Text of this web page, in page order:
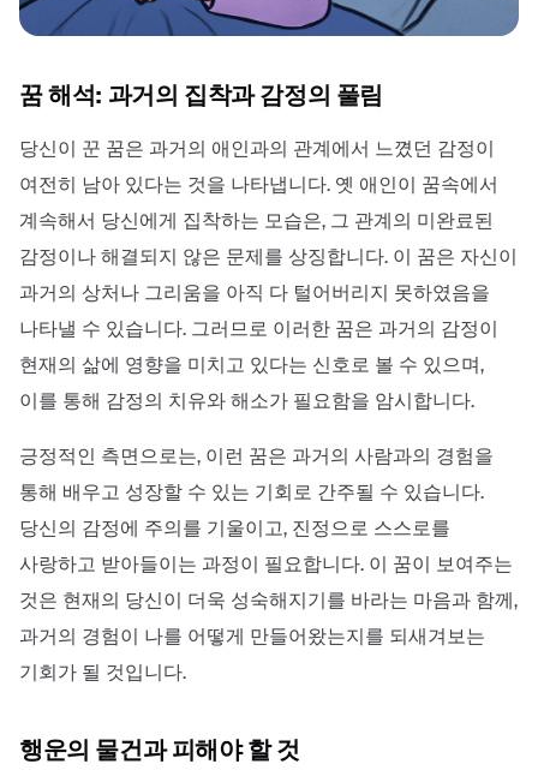
꿈 해석: 과거의 집착과 감정의 풀림
당신이 꾼 꿈은 과거의 애인과의 관계에서 느꼈던 감정이
여전히 남아 있다는 것을 나타냅니다. 옛 애인이 꿈속에서
계속해서 당신에게 집착하는 모습은, 그 관계의 미완료된
감정이나 해결되지 않은 문제를 상징합니다. 이 꿈은 자신이
과거의 상처나 그리움을 아직 다 털어버리지 못하였음을
나타낼 수 있습니다. 그러므로 이러한 꿈은 과거의 감정이
현재의 삶에 영향을 미치고 있다는 신호로 볼 수 있으며,
이를 통해 감정의 치유와 해소가 필요함을 암시합니다.
긍정적인 측면으로는, 이런 꿈은 과거의 사람과의 경험을
통해 배우고 성장할 수 있는 기회로 간주될 수 있습니다.
당신의 감정에 주의를 기울이고, 진정으로 스스로를
사랑하고 받아들이는 과정이 필요합니다. 이 꿈이 보여주는
것은 현재의 당신이 더욱 성숙해지기를 바라는 마음과 함께,
과거의 경험이 나를 어떻게 만들어왔는지를 되새겨보는
기회가 될 것입니다.
행운의 물건과 피해야 할 것